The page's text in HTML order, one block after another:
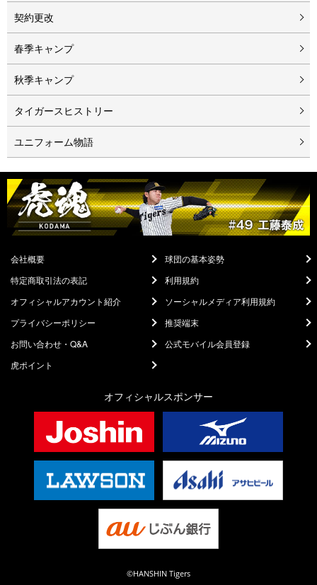
契約更改
春季キャンプ
秋季キャンプ
タイガースヒストリー
ユニフォーム物語
会社概要
球団の基本姿勢
特定商取引法の表記
利用規約
オフィシャルアカウント紹介
ソーシャルメディア利用規約
プライバシーポリシー
推奨端末
お問い合わせ・Q&A
公式モバイル会員登録
虎ポイント
オフィシャルスポンサー
©HANSHIN Tigers